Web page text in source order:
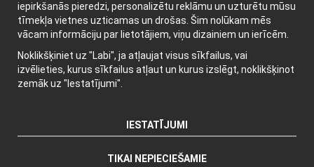
Papildu informācija
Jaunumu vēstules
Par sīkdatnēm
iepirkšanās pieredzi, personalizētu reklāmu un uzturētu mūsu
tīmekļa vietnes uzticamas un drošas. Šim nolūkam mēs
vācam informāciju par lietotājiem, viņu dizainiem un ierīcēm.
Noklikšķiniet uz "Labi", ja atļaujat visus sīkfailus, vai
izvēlieties, kurus sīkfailus atļaut un kurus izslēgt, noklikšķinot
zemāk uz "Iestatījumi".
IESTATĪJUMI
TIKAI NEPIECIEŠAMIE